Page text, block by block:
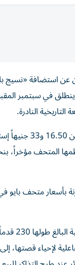
في سبتمبر
النادرة.
لإحياء